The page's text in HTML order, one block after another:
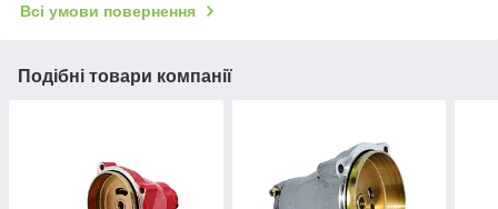
Всі умови повернення
Подібні товари компанії